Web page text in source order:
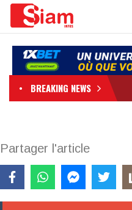
BREAKING NEWS
Partager l'article